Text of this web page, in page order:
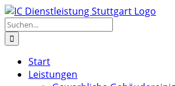
Zum
Inhalt
springen
Suche
nach:
Start
Leistungen